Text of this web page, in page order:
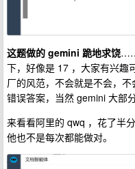
这题做的 gemini 跪地求饶……
下，好像是 17 ，大家有兴趣
厂的风范，不会就是不会，
错误答案，当然 gemini 大
来看看阿里的 qwq ，花了半
他也不是每次都能做对。